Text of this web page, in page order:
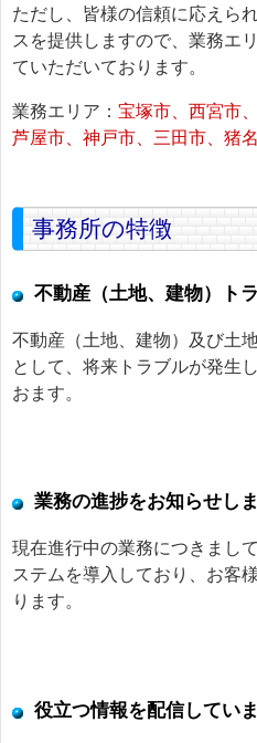
ただし、皆様の信頼に応えら
スを提供しますので、業務エ
ていただいております。
業務エリア： 宝塚市、西宮市
芦屋市、神戸市、三田市、猪
事務所の特徴
不動産（土地、建物）ト
不動産（土地、建物）及び土
として、将来トラブルが発生
おます。
業務の進捗をお知らせし
現在進行中の業務につきまし
ステムを導入しており、お客
ります。
役立つ情報を配信してい